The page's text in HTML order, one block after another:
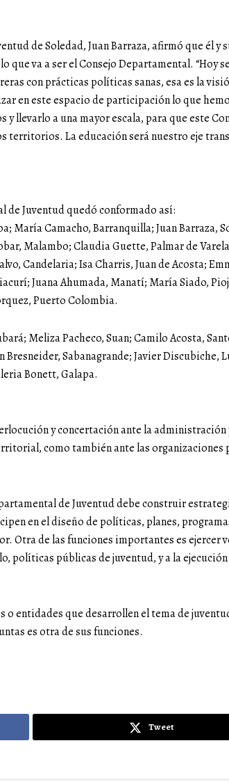
de Soledad, Juan Barraza, afirmó que él y
que va a ser el Consejo Departamental. “Hoy
con prácticas políticas sanas, esa es la
en este espacio de participación lo que
llevarlo a una mayor escala, para que este
territorios. La educación será nuestro eje
de Juventud quedó conformado así:
María Camacho, Barranquilla; Juan Barraza,
Malambo; Claudia Guette, Palmar de
Candelaria; Isa Charris, Juan de Acosta;
Juana Ahumada, Manatí; María Siado,
Puerto Colombia.
Meliza Pacheco, Suan; Camilo Acosta,
Bresneider, Sabanagrande; Javier Discubiche,
Bonett, Galapa.
y concertación ante la administración
como también ante las organizaciones
de Juventud debe construir
en el diseño de políticas, planes,
Otra de las funciones importantes es ejercer
políticas públicas de juventud, y a la ejecución
entidades que desarrollen el tema de
es otra de sus funciones.
Tweet